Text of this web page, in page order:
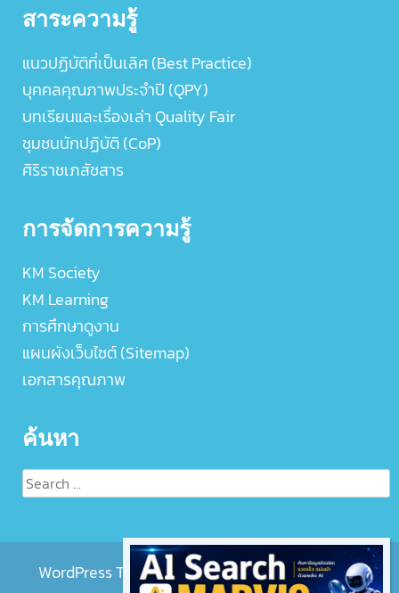
สาระความรู้
แนวปฏิบัติที่เป็นเลิศ (Best Practice)
บุคคลคุณภาพประจำปี (QPY)
บทเรียนและเรื่องเล่า Quality Fair
ชุมชนนักปฏิบัติ (CoP)
ศิริราชเภสัชสาร
การจัดการความรู้
KM Society
KM Learning
การศึกษาดูงาน
แผนผังเว็บไซต์ (Sitemap)
เอกสารคุณภาพ
ค้นหา
Search
for:
WordPress Theme :EightMedi Liteby 8Degree